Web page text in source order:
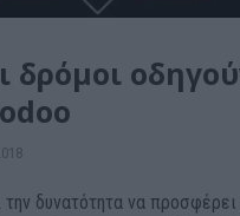
δρόμοι
δυνατότητα να προσφέρει